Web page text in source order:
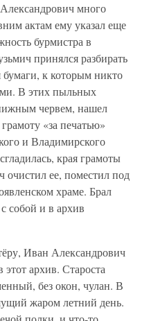
много
актам ему указал еще
бурмистра в
принялся разбирать
бумаги, к которым никто
В этих пыльных
червем, нашел
«за печатью»
и Владимирского
края грамоты
очистил ее, поместил под
храме. Брал
собой и в архив
Иван Александрович
архив. Староста
без окон, чулан. В
жаром летний день.